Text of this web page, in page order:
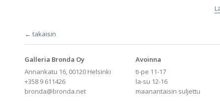
← takaisin
Galleria Bronda Oy
Annankatu 16, 00120 Helsinki
+358 9 611426
bronda@bronda.net
Avoinna
ti-pe 11-17
la-su 12-16
maanantaisin suljettu